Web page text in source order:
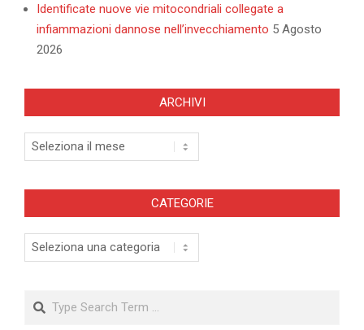
Identificate nuove vie mitocondriali collegate a
infiammazioni dannose nell’invecchiamento 5 Agosto
2026
ARCHIVI
Archivi
CATEGORIE
Categorie
Search